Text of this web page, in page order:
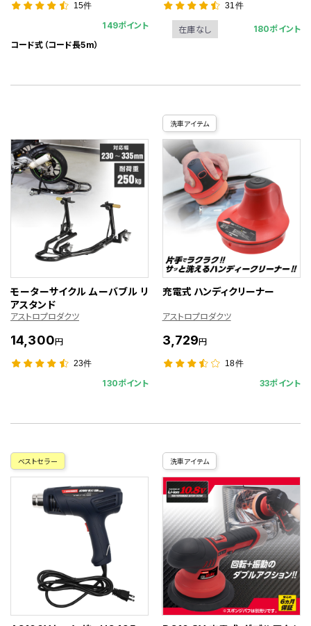
15件
149ポイント
コード式（コード長5m）
31件
在庫なし 180ポイント
モーターサイクル ムーバブル リ
アスタンド
アストロプロダクツ
14,300円
23件
130ポイント
洗車アイテム
充電式 ハンディクリーナー
アストロプロダクツ
3,729円
18件
33ポイント
ベストセラー 洗車アイテム